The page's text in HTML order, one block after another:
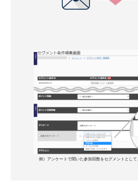
例）アンケートで聞いた参加回数をセグメントとし